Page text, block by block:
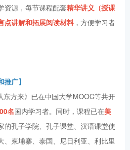
资源，每节课程配套精华讲义（授课
点讲解和拓展阅读材料 ，方便学习者
推广】
方来》已在中国大学MOOC等共开
名国内学习者。同时，课程已在美
的孔子学院、孔子课堂、汉语课堂使
、柬埔寨、泰国、尼日利亚、利比里